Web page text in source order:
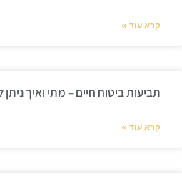
קרא עוד »
תביעות ביטוח חיים – מתי ואיך ניתן
קרא עוד »